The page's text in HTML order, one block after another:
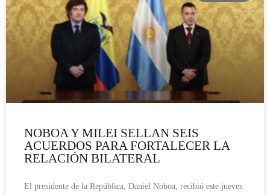
NOBOA Y MILEI SELLAN SEIS
ACUERDOS PARA FORTALECER LA
RELACIÓN BILATERAL
El presidente de la República, Daniel Noboa, recibió este jueves